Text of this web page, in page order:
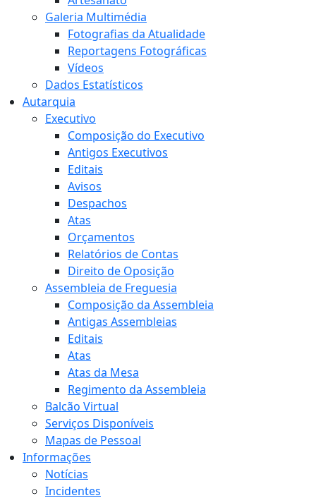
Galeria Multimédia
Fotografias da Atualidade
Reportagens Fotográficas
Vídeos
Dados Estatísticos
Autarquia
Executivo
Composição do Executivo
Antigos Executivos
Editais
Avisos
Despachos
Atas
Orçamentos
Relatórios de Contas
Direito de Oposição
Assembleia de Freguesia
Composição da Assembleia
Antigas Assembleias
Editais
Atas
Atas da Mesa
Regimento da Assembleia
Balcão Virtual
Serviços Disponíveis
Mapas de Pessoal
Informações
Notícias
Incidentes